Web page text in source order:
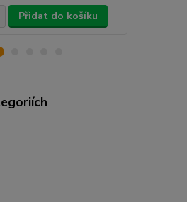
Přidat do košíku